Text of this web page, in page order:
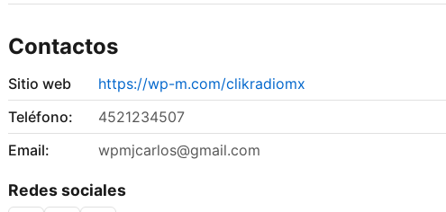
Contactos
Sitio web
https://wp-m.com/clikradiomx
Teléfono:
4521234507
Email:
wpmjcarlos@gmail.com
Redes sociales